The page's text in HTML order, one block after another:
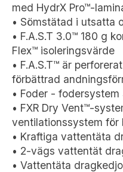
med HydrX Pro™-
• Sömstätad i utsatta
• F.A.S.T 3.0™ 180 g
Flex™ isoleringsvärde
• F.A.S.T™ är
förbättrad
• Foder -
• FXR Dry Vent™-
ventilationssystem för
• Kraftiga vattentäta
• 2-vägs vattentät
• Vattentäta